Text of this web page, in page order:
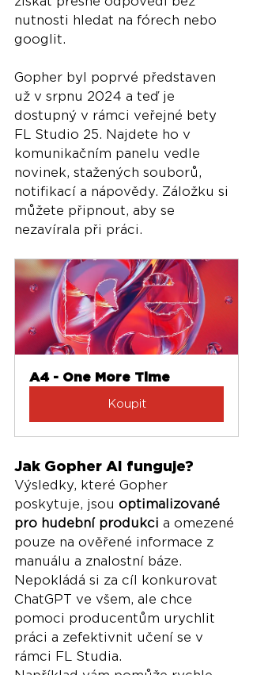
nutnosti hledat na fórech nebo
googlit.
Gopher byl poprvé představen
už v srpnu 2024 a teď je
dostupný v rámci veřejné bety
FL Studio 25. Najdete ho v
komunikačním panelu vedle
novinek, stažených souborů,
notifikací a nápovědy. Záložku si
můžete připnout, aby se
nezavírala při práci.
A4 - One More Time
Koupit
Jak Gopher AI funguje?
Výsledky, které Gopher
poskytuje, jsou optimalizované
pro hudební produkci a omezené
pouze na ověřené informace z
manuálu a znalostní báze.
Nepokládá si za cíl konkurovat
ChatGPT ve všem, ale chce
pomoci producentům urychlit
práci a zefektivnit učení se v
rámci FL Studia.